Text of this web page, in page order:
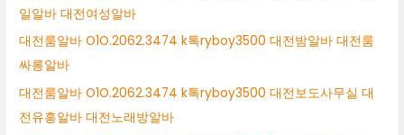
일알바 대전여성알바
대전룸알바 O1O.2062.3474 k톡ryboy3500 대전밤알바 대전룸
싸롱알바
대전룸알바 O1O.2062.3474 k톡ryboy3500 대전보도사무실 대
전유흥알바 대전노래방알바